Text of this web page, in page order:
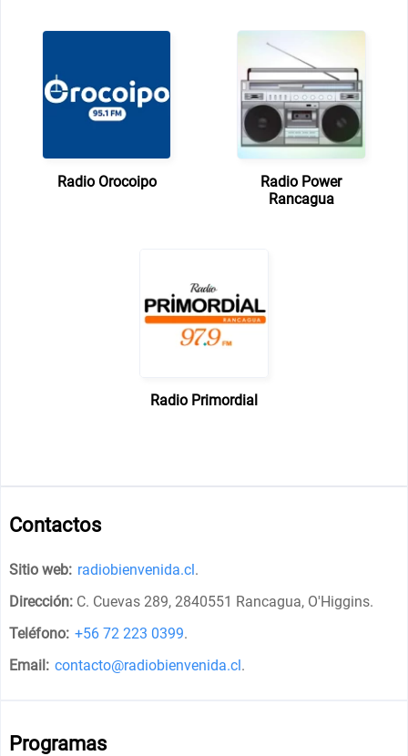
Radio Orocoipo
Radio Power
Rancagua
Radio Primordial
Contactos
Sitio web: radiobienvenida.cl.
Dirección: C. Cuevas 289, 2840551 Rancagua, O'Higgins.
Teléfono: +56 72 223 0399.
Email: contacto@radiobienvenida.cl.
Programas